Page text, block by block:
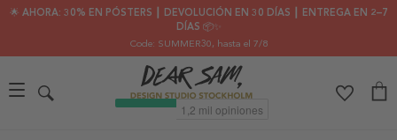
🌟 AHORA: 30% EN PÓSTERS ┃ DEVOLUCIÓN EN 30 DÍAS ┃ ENTREGA EN 2–7
DÍAS 📦✨
Code: SUMMER30, hasta el 7/8